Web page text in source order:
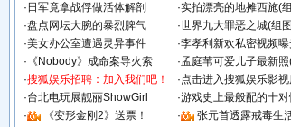
· 日军竟拿战俘做活体解剖 ·实拍漂亮的地摊西施(
·盘点网坛大腕的暴烈脾气 ·世界九大罪恶之城(组
·美女办公室遭遇灵异事件 ·李孝利新欢私密视频
· 《Nobody》成命案导火索 ·孟庭苇可爱儿子最新
·搜狐娱乐招聘：加入我们吧！ ·点击进入搜狐娱乐影
·台北电玩展靓丽ShowGirl ·游戏史上最般配的十
·
《变形金刚2》送票！ ·
张元首透露戒毒生